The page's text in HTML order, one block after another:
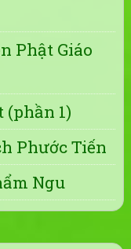
Phật Giáo
(phần 1)
Phước Tiến
Ngu